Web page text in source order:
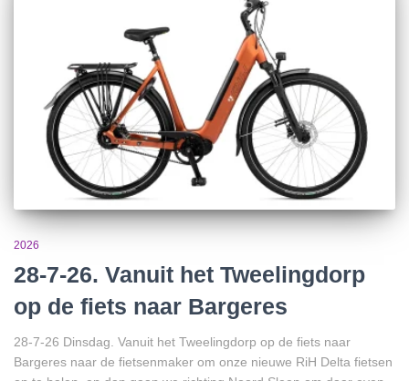
2026
28-7-26. Vanuit het Tweelingdorp
op de fiets naar Bargeres
28-7-26 Dinsdag. Vanuit het Tweelingdorp op de fiets naar
Bargeres naar de fietsenmaker om onze nieuwe RiH Delta fietsen